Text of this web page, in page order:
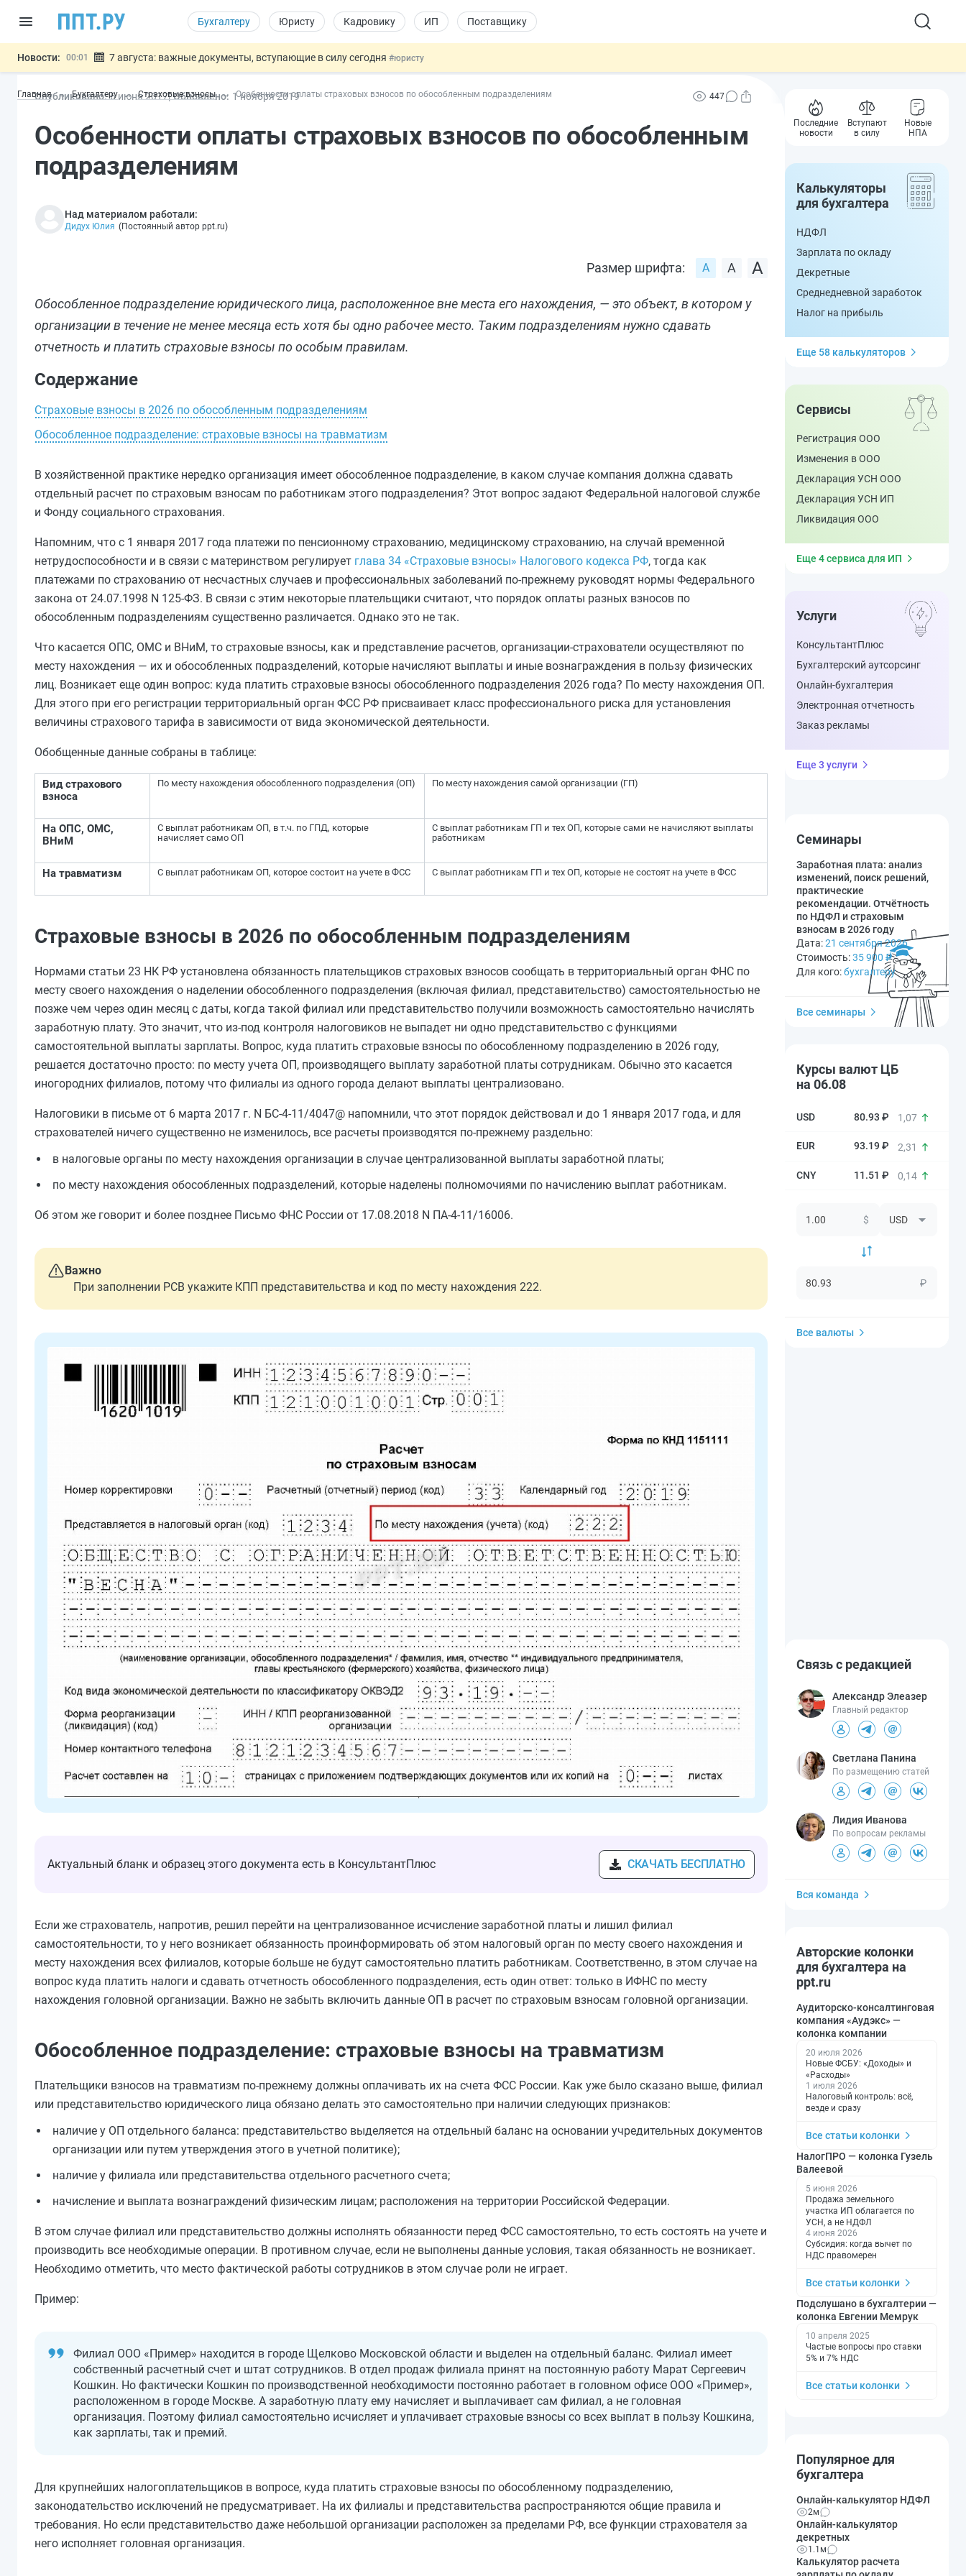
Бухгалтеру Юристу Кадровику ИП Поставщику
Новости: 00:01 7 августа: важные документы, вступающие в силу сегодня #юристу
06.08 Подписан указ об отмене спецрежима для вкладов физлиц из недружественных стран#бухгалтеру
06.08
Важно Обеспечительный платёж СПОТ могут заменить банковской гарантией #бухгалтеру
Главная Бухгалтеру Страховые взносы Особенности оплаты страховых взносов по обособленным подразделениям
Опубликовано: 6 июня2017 Обновлено: 1 ноября2019 447
Особенности оплаты страховых взносов по обособленным
подразделениям
Над материалом работали:
Дидух Юлия (Постоянный автор ppt.ru)
Размер шрифта:
Обособленное подразделение юридического лица, расположенное вне места его нахождения, — это объект, в котором у
организации в течение не менее месяца есть хотя бы одно рабочее место. Таким подразделениям нужно сдавать
отчетность и платить страховые взносы по особым правилам.
Содержание
Страховые взносы в 2026 по обособленным подразделениям
Обособленное подразделение: страховые взносы на травматизм
В хозяйственной практике нередко организация имеет обособленное подразделение, в каком случае компания должна сдавать
отдельный расчет по страховым взносам по работникам этого подразделения? Этот вопрос задают Федеральной налоговой службе
и Фонду социального страхования.
Напомним, что с 1 января 2017 года платежи по пенсионному страхованию, медицинскому страхованию, на случай временной
нетрудоспособности и в связи с материнством регулирует глава 34 «Страховые взносы» Налогового кодекса РФ, тогда как
платежами по страхованию от несчастных случаев и профессиональных заболеваний по-прежнему руководят нормы Федерального
закона от 24.07.1998 N 125-ФЗ. В связи с этим некоторые плательщики считают, что порядок оплаты разных взносов по
обособленным подразделениям существенно различается. Однако это не так.
Что касается ОПС, ОМС и ВНиМ, то страховые взносы, как и представление расчетов, организации-страхователи осуществляют по
месту нахождения — их и обособленных подразделений, которые начисляют выплаты и иные вознаграждения в пользу физических
лиц. Возникает еще один вопрос: куда платить страховые взносы обособленного подразделения 2026 года? По месту нахождения ОП.
Для этого при его регистрации территориальный орган ФСС РФ присваивает класс профессионального риска для установления
величины страхового тарифа в зависимости от вида экономической деятельности.
Обобщенные данные собраны в таблице:
Вид страхового
взноса
По месту нахождения обособленного подразделения (ОП) По месту нахождения самой организации (ГП)
На ОПС, ОМС,
ВНиМ
С выплат работникам ОП, в т.ч. по ГПД, которые
начисляет само ОП
С выплат работникам ГП и тех ОП, которые сами не начисляют выплаты
работникам
На травматизм С выплат работникам ОП, которое состоит на учете в ФСС С выплат работникам ГП и тех ОП, которые не состоят на учете в ФСС
Страховые взносы в 2026 по обособленным подразделениям
Нормами статьи 23 НК РФ установлена обязанность плательщиков страховых взносов сообщать в территориальный орган ФНС по
месту своего нахождения о наделении обособленного подразделения (включая филиал, представительство) самостоятельностью не
позже чем через один месяц с даты, когда такой филиал или представительство получили возможность самостоятельно начислять
заработную плату. Это значит, что из-под контроля налоговиков не выпадет ни одно представительство с функциями
самостоятельной выплаты зарплаты. Вопрос, куда платить страховые взносы по обособленному подразделению в 2026 году,
решается достаточно просто: по месту учета ОП, производящего выплату заработной платы сотрудникам. Обычно это касается
иногородних филиалов, потому что филиалы из одного города делают выплаты централизовано.
Налоговики в письме от 6 марта 2017 г. N БС-4-11/4047@ напомнили, что этот порядок действовал и до 1 января 2017 года, и для
страхователей ничего существенно не изменилось, все расчеты производятся по-прежнему раздельно:
в налоговые органы по месту нахождения организации в случае централизованной выплаты заработной платы;
по месту нахождения обособленных подразделений, которые наделены полномочиями по начислению выплат работникам.
Об этом же говорит и более позднее Письмо ФНС России от 17.08.2018 N ПА-4-11/16006.
Важно
При заполнении РСВ укажите КПП представительства и код по месту нахождения 222.
Актуальный бланк и образец этого документа есть в КонсультантПлюс СКАЧАТЬ БЕСПЛАТНО
Если же страхователь, напротив, решил перейти на централизованное исчисление заработной платы и лишил филиал
самостоятельности, то у него возникает обязанность проинформировать об этом налоговый орган по месту своего нахождения и
месту нахождения всех филиалов, которые больше не будут самостоятельно платить работникам. Соответственно, в этом случае на
вопрос куда платить налоги и сдавать отчетность обособленного подразделения, есть один ответ: только в ИФНС по месту
нахождения головной организации. Важно не забыть включить данные ОП в расчет по страховым взносам головной организации.
Обособленное подразделение: страховые взносы на травматизм
Плательщики взносов на травматизм по-прежнему должны оплачивать их на счета ФСС России. Как уже было сказано выше, филиал
или представительство юридического лица обязано делать это самостоятельно при наличии следующих признаков:
наличие у ОП отдельного баланса: представительство выделяется на отдельный баланс на основании учредительных документов
организации или путем утверждения этого в учетной политике);
наличие у филиала или представительства отдельного расчетного счета;
начисление и выплата вознаграждений физическим лицам; расположения на территории Российской Федерации.
В этом случае филиал или представительство должны исполнять обязанности перед ФСС самостоятельно, то есть состоять на учете и
производить все необходимые операции. В противном случае, если не выполнены данные условия, такая обязанность не возникает.
Необходимо отметить, что место фактической работы сотрудников в этом случае роли не играет.
Пример:
Филиал ООО «Пример» находится в городе Щелково Московской области и выделен на отдельный баланс. Филиал имеет
собственный расчетный счет и штат сотрудников. В отдел продаж филиала принят на постоянную работу Марат Сергеевич
Кошкин. Но фактически Кошкин по производственной необходимости постоянно работает в головном офисе ООО «Пример»,
расположенном в городе Москве. А заработную плату ему начисляет и выплачивает сам филиал, а не головная
организация. Поэтому филиал самостоятельно исчисляет и уплачивает страховые взносы со всех выплат в пользу Кошкина,
как зарплаты, так и премий.
Для крупнейших налогоплательщиков в вопросе, куда платить страховые взносы по обособленному подразделению,
законодательство исключений не предусматривает. На их филиалы и представительства распространяются общие правила и
требования. Но если представительство даже небольшой организации расположен за пределами РФ, все функции страхователя за
него исполняет головная организация.
Последние
новости
Вступают
в силу
Новые
НПА
Калькуляторы
для бухгалтера
НДФЛ
Зарплата по окладу
Декретные
Среднедневной заработок
Налог на прибыль
Еще 58 калькуляторов
Сервисы
Регистрация ООО
Изменения в ООО
Декларация УСН ООО
Декларация УСН ИП
Ликвидация ООО
Еще 4 сервиса для ИП
Услуги
КонсультантПлюс
Бухгалтерский аутсорсинг
Онлайн-бухгалтерия
Электронная отчетность
Заказ рекламы
Еще 3 услуги
Семинары
Заработная плата: анализ
изменений, поиск решений,
практические
рекомендации. Отчётность
по НДФЛ и страховым
взносам в 2026 году
Дата:21 сентября 2026
Стоимость:35 900 ₽
Для кого:бухгалтеру
Все семинары
Курсы валют ЦБ
на 06.08
80.93 ₽ 1,07
93.19 ₽ 2,31
11.51 ₽ 0,14
$
₽
Все валюты
Связь с редакцией
Александр Элеазер
Главный редактор
Светлана Панина
По размещению статей
Лидия Иванова
По вопросам рекламы
Вся команда
Авторские колонки
для бухгалтера на
ppt.ru
Аудиторско-консалтинговая
компания «Аудэкс» —
колонка компании
20 июля 2026
Новые ФСБУ: «Доходы» и
«Расходы»
1 июля 2026
Налоговый контроль: всё,
везде и сразу
Все статьи колонки
НалогПРО — колонка Гузель
Валеевой
5 июня 2026
Продажа земельного
участка ИП облагается по
УСН, а не НДФЛ
4 июня 2026
Субсидия: когда вычет по
НДС правомерен
Все статьи колонки
Подслушано в бухгалтерии —
колонка Евгении Мемрук
10 апреля 2025
Частые вопросы про ставки
5% и 7% НДС
Все статьи колонки
Популярное для
бухгалтера
Онлайн-калькулятор НДФЛ
2м
Онлайн-калькулятор
декретных
1.1м
Калькулятор расчета